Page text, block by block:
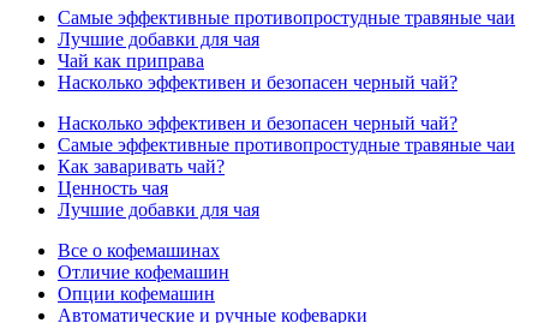
Самые эффективные противопростудные травяные чаи
Лучшие добавки для чая
Чай как приправа
Насколько эффективен и безопасен черный чай?
Насколько эффективен и безопасен черный чай?
Самые эффективные противопростудные травяные чаи
Как заваривать чай?
Ценность чая
Лучшие добавки для чая
Все о кофемашинах
Отличие кофемашин
Опции кофемашин
Автоматические и ручные кофеварки